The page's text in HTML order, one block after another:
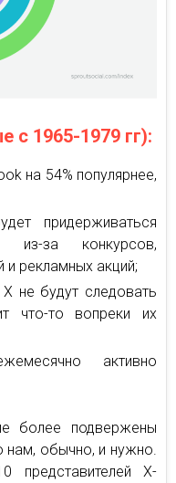
с 1965-1979 гг):
на 54% популярнее,
придерживаться
из-за конкурсов,
и рекламных акций;
Х не будут следовать
что-то вопреки их
активно
более подвержены
нам, обычно, и нужно.
представителей Х-